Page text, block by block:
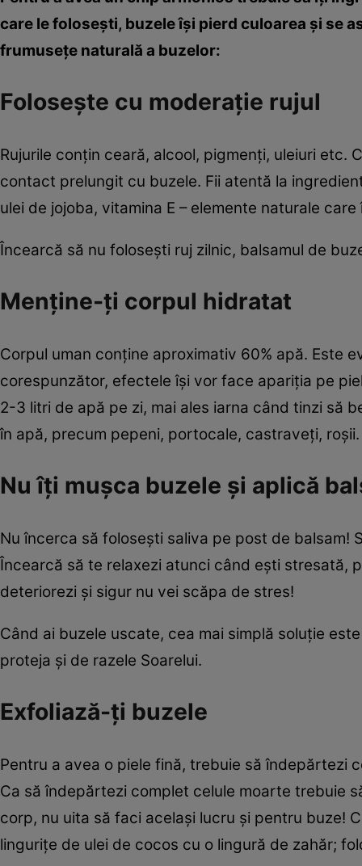
care le foloseşti, buzele îşi pierd culoarea şi se
frumuseţe naturală a buzelor:
Foloseşte cu moderaţie rujul
Rujurile conţin ceară, alcool, pigmenţi, uleiuri etc.
contact prelungit cu buzele. Fii atentă la
ulei de jojoba, vitamina E – elemente naturale
Încearcă să nu foloseşti ruj zilnic, balsamul de
Menţine-ţi corpul hidratat
Corpul uman conţine aproximativ 60% apă. Este
corespunzător, efectele îşi vor face apariţia pe
2-3 litri de apă pe zi, mai ales iarna când tinzi să
în apă, precum pepeni, portocale, castraveţi, roşii.
Nu îţi muşca buzele şi aplică
Nu încerca să foloseşti saliva pe post de balsam!
Încearcă să te relaxezi atunci când eşti stresată,
deteriorezi şi sigur nu vei scăpa de stres!
Când ai buzele uscate, cea mai simplă soluţie
proteja şi de razele Soarelui.
Exfoliază-ţi buzele
Pentru a avea o piele fină, trebuie să îndepărtezi
Ca să îndepărtezi complet celule moarte trebuie
corp, nu uita să faci acelaşi lucru şi pentru buze!
linguriţe de ulei de cocos cu o lingură de zahăr;